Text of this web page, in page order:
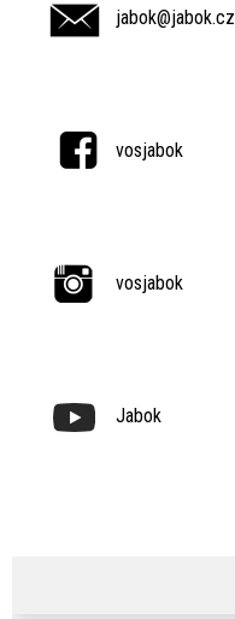
jabok@jabok.cz
vosjabok
vosjabok
Jabok